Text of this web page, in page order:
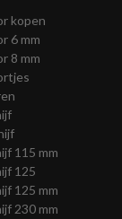
kopen
6 mm
8 mm
115 mm
125
125 mm
230 mm